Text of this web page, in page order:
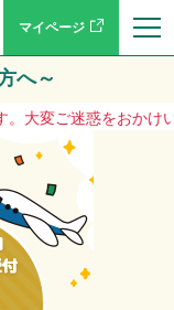
マイページ
へ～
惑をおかけい